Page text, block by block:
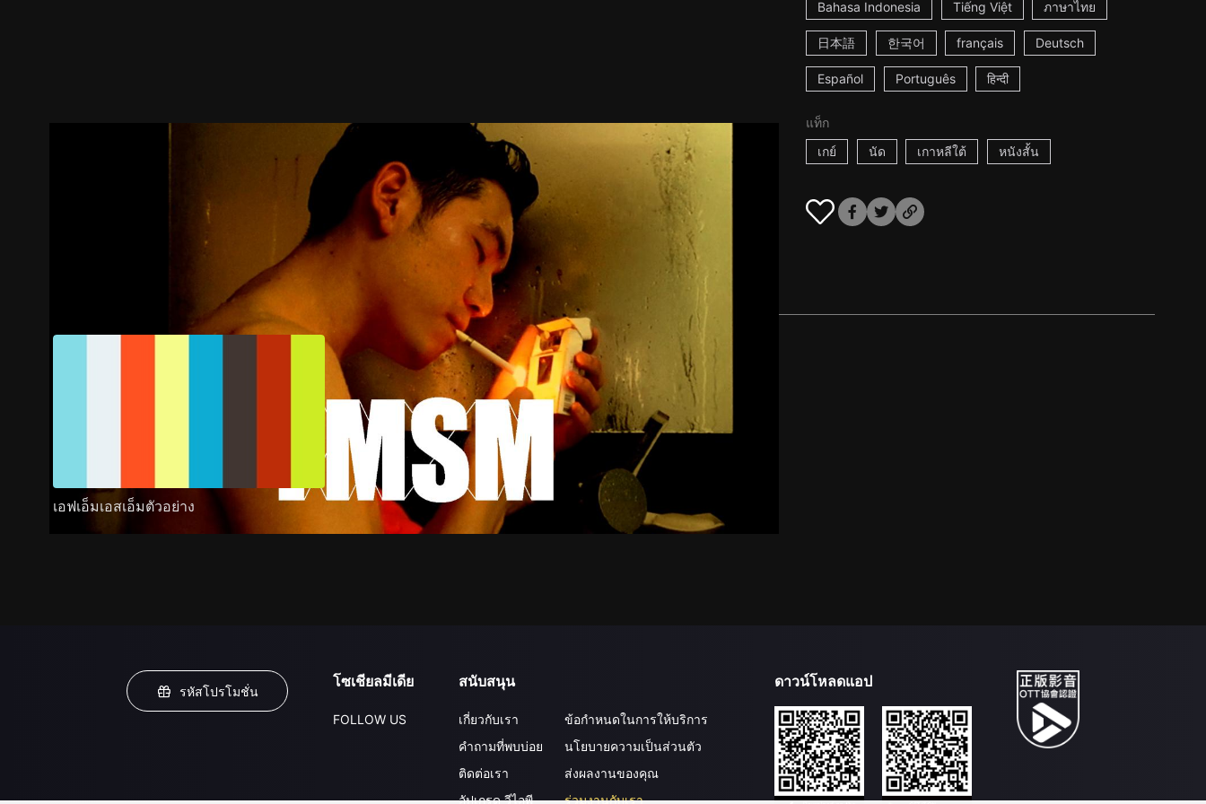
Bahasa Indonesia Tiếng Việt ภาษาไทย
日本語 한국어 français Deutsch
Español Português हिन्दी
แท็ก
เกย์
นัด เกาหลีใต้ หนังสั้น
เนื้อหาที่แนะนำ รายละเอียด
เอฟเอ็มเอสเอ็มตัวอย่าง
รหัสโปรโมชั่น
โซเชียลมีเดีย
FOLLOW US
สนับสนุน
เกี่ยวกับเรา
คำถามที่พบบ่อย
ติดต่อเรา
อัปเกรด วีไอพี
ข้อกำหนดในการให้บริการ
นโยบายความเป็นส่วนตัว
ส่งผลงานของคุณ
ร่วมงานกับเรา
ดาวน์โหลดแอป